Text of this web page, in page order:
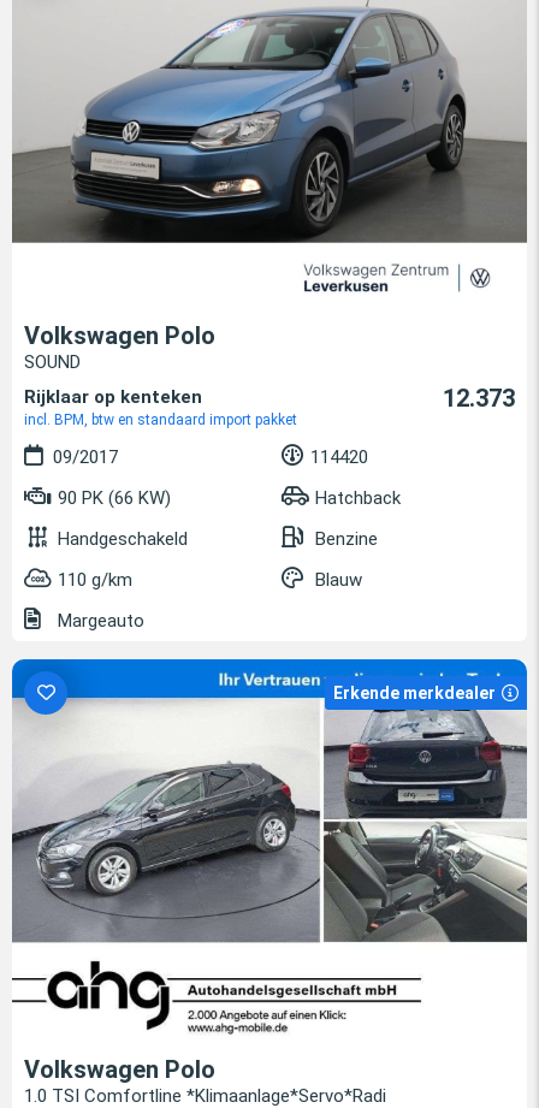
Volkswagen Polo
SOUND
Rijklaar op kenteken
incl. BPM, btw en standaard import pakket
12.373
09/2017
114420
90 PK (66 KW)
Hatchback
Handgeschakeld
Benzine
110 g/km
Blauw
Margeauto
Erkende merkdealer
Volkswagen Polo
1.0 TSI Comfortline *Klimaanlage*Servo*Radi